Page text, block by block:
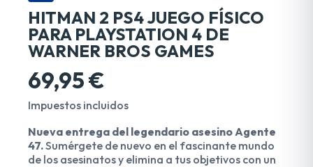
HITMAN 2 PS4 JUEGO FÍSICO
PARA PLAYSTATION 4 DE
WARNER BROS GAMES
69,95 €
Impuestos incluidos
Nueva entrega del legendario asesino Agente
47.Sumérgete de nuevo en el fascinante mundo
de los asesinatos y elimina a tus objetivos con un